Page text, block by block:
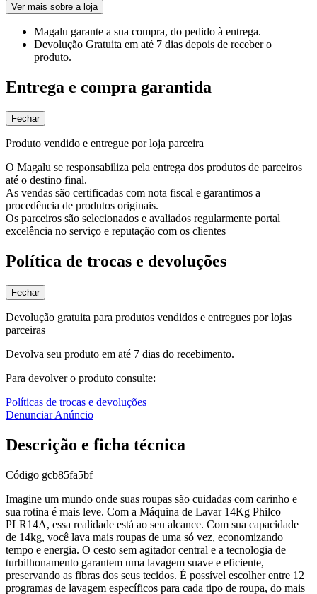
Ver mais sobre a loja
Magalu garante a sua compra, do pedido à entrega.
Devolução Gratuita em até 7 dias depois de receber o
produto.
Entrega e compra garantida
Fechar
Produto vendido e entregue por loja parceira
O Magalu se responsabiliza pela entrega dos produtos de parceiros
até o destino final.
As vendas são certificadas com nota fiscal e garantimos a
procedência de produtos originais.
Os parceiros são selecionados e avaliados regularmente portal
excelência no serviço e reputação com os clientes
Política de trocas e devoluções
Fechar
Devolução gratuita para produtos vendidos e entregues por lojas
parceiras
Devolva seu produto em até 7 dias do recebimento.
Para devolver o produto consulte:
Políticas de trocas e devoluções
Denunciar Anúncio
Descrição e ficha técnica
Código gcb85fa5bf
Imagine um mundo onde suas roupas são cuidadas com carinho e
sua rotina é mais leve. Com a Máquina de Lavar 14Kg Philco
PLR14A, essa realidade está ao seu alcance. Com sua capacidade
de 14kg, você lava mais roupas de uma só vez, economizando
tempo e energia. O cesto sem agitador central e a tecnologia de
turbilhonamento garantem uma lavagem suave e eficiente,
preservando as fibras dos seus tecidos. É possível escolher entre 12
programas de lavagem específicos para cada tipo de roupa, do mais